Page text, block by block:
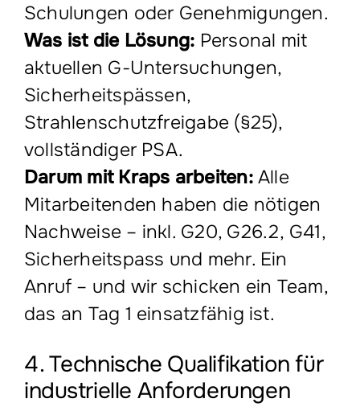
Schulungen oder Genehmigungen.
Was ist die Lösung: Personal mit
aktuellen G-Untersuchungen,
Sicherheitspässen,
Strahlenschutzfreigabe (§25),
vollständiger PSA.
Darum mit Kraps arbeiten:Alle
Mitarbeitenden haben die nötigen
Nachweise – inkl. G20, G26.2, G41,
Sicherheitspass und mehr. Ein
Anruf – und wir schicken ein Team,
das an Tag 1 einsatzfähig ist.
4. Technische Qualifikation für
industrielle Anforderungen